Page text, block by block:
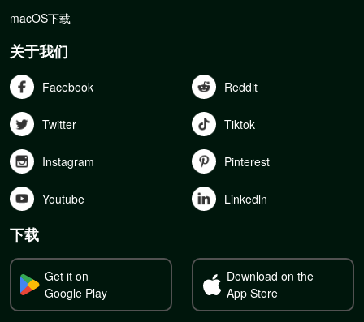
macOS下载
关于我们
Facebook Reddit
Twitter Tiktok
Instagram Pinterest
Youtube Linkedln
下载
Get it on
Google Play
Download on the
App Store